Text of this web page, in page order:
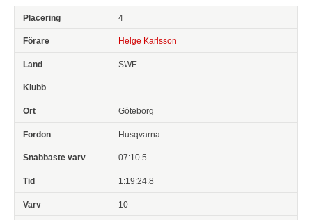
4
Helge Karlsson
SWE
Göteborg
Husqvarna
07:10.5
1:19:24.8
10